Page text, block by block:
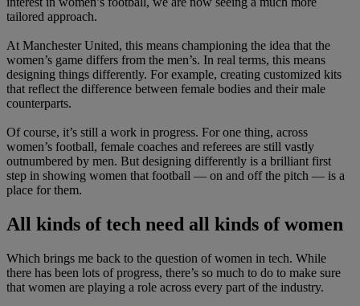
tailored approach.
At Manchester United, this means championing the idea that the
women’s game differs from the men’s. In real terms, this means
designing things differently. For example, creating customized kits
that reflect the difference between female bodies and their male
counterparts.
Of course, it’s still a work in progress. For one thing, across
women’s football, female coaches and referees are still vastly
outnumbered by men. But designing differently is a brilliant first
step in showing women that football — on and off the pitch — is a
place for them.
All kinds of tech need all kinds of women
Which brings me back to the question of women in tech. While
there has been lots of progress, there’s so much to do to make sure
that women are playing a role across every part of the industry.